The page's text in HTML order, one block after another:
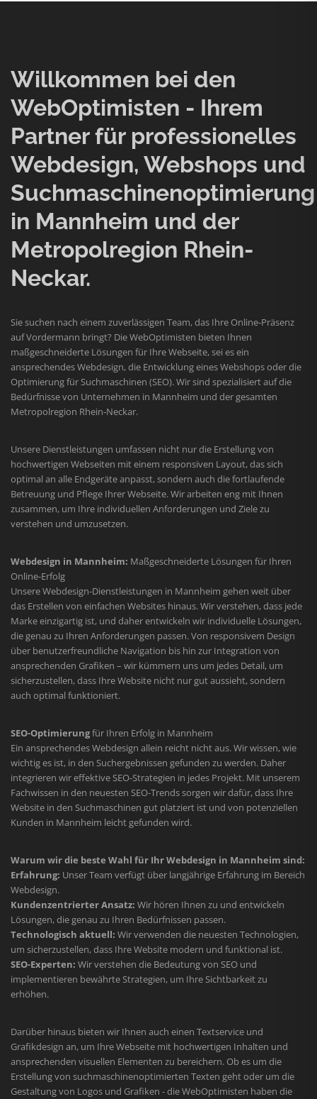
Willkommen bei den
WebOptimisten - Ihrem
Partner für professionelles
Webdesign, Webshops und
Suchmaschinenoptimierung
in Mannheim und der
Metropolregion Rhein-
Neckar.
Sie suchen nach einem zuverlässigen Team, das Ihre Online-Präsenz
auf Vordermann bringt? Die WebOptimisten bieten Ihnen
maßgeschneiderte Lösungen für Ihre Webseite, sei es ein
ansprechendes Webdesign, die Entwicklung eines Webshops oder die
Optimierung für Suchmaschinen (SEO). Wir sind spezialisiert auf die
Bedürfnisse von Unternehmen in Mannheim und der gesamten
Metropolregion Rhein-Neckar.
Unsere Dienstleistungen umfassen nicht nur die Erstellung von
hochwertigen Webseiten mit einem responsiven Layout, das sich
optimal an alle Endgeräte anpasst, sondern auch die fortlaufende
Betreuung und Pflege Ihrer Webseite. Wir arbeiten eng mit Ihnen
zusammen, um Ihre individuellen Anforderungen und Ziele zu
verstehen und umzusetzen.
Webdesign in Mannheim: Maßgeschneiderte Lösungen für Ihren
Online-Erfolg
Unsere Webdesign-Dienstleistungen in Mannheim gehen weit über
das Erstellen von einfachen Websites hinaus. Wir verstehen, dass jede
Marke einzigartig ist, und daher entwickeln wir individuelle Lösungen,
die genau zu Ihren Anforderungen passen. Von responsivem Design
über benutzerfreundliche Navigation bis hin zur Integration von
ansprechenden Grafiken – wir kümmern uns um jedes Detail, um
sicherzustellen, dass Ihre Website nicht nur gut aussieht, sondern
auch optimal funktioniert.
SEO-Optimierungfür Ihren Erfolg in Mannheim
Ein ansprechendes Webdesign allein reicht nicht aus. Wir wissen, wie
wichtig es ist, in den Suchergebnissen gefunden zu werden. Daher
integrieren wir effektive SEO-Strategien in jedes Projekt. Mit unserem
Fachwissen in den neuesten SEO-Trends sorgen wir dafür, dass Ihre
Website in den Suchmaschinen gut platziert ist und von potenziellen
Kunden in Mannheim leicht gefunden wird.
Warum wir die beste Wahl für Ihr Webdesign in Mannheim sind:
Erfahrung: Unser Team verfügt über langjährige Erfahrung im Bereich
Webdesign.
Kundenzentrierter Ansatz: Wir hören Ihnen zu und entwickeln
Lösungen, die genau zu Ihren Bedürfnissen passen.
Technologisch aktuell: Wir verwenden die neuesten Technologien,
um sicherzustellen, dass Ihre Website modern und funktional ist.
SEO-Experten: Wir verstehen die Bedeutung von SEO und
implementieren bewährte Strategien, um Ihre Sichtbarkeit zu
erhöhen.
Darüber hinaus bieten wir Ihnen auch einen Textservice und
Grafikdesign an, um Ihre Webseite mit hochwertigen Inhalten und
ansprechenden visuellen Elementen zu bereichern. Ob es um die
Erstellung von suchmaschinenoptimierten Texten geht oder um die
Gestaltung von Logos und Grafiken - die WebOptimisten haben die